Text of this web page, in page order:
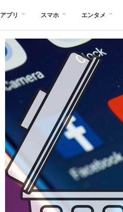
アプリ スマホ エンタメ